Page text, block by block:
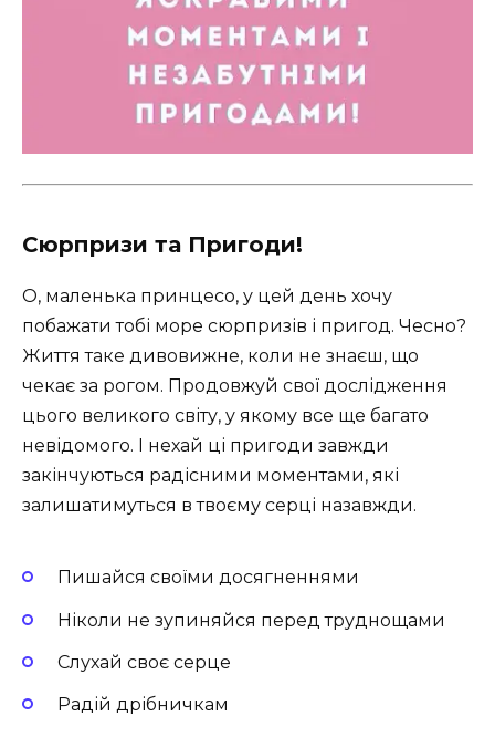
Сюрпризи та Пригоди!
О, маленька принцесо, у цей день хочу
побажати тобі море сюрпризів і пригод. Чесно?
Життя таке дивовижне, коли не знаєш, що
чекає за рогом. Продовжуй свої дослідження
цього великого світу, у якому все ще багато
невідомого. І нехай ці пригоди завжди
закінчуються радісними моментами, які
залишатимуться в твоєму серці назавжди.
Пишайся своїми досягненнями
Ніколи не зупиняйся перед труднощами
Слухай своє серце
Радій дрібничкам